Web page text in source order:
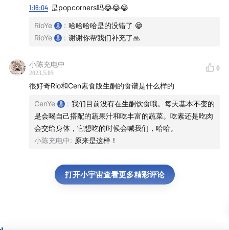
🪐 关于「炑星迹」
用修行的方式生活，以臣服的心态创业。我们相信人性中
的善良天使，相信每个人内心的自性和慈悲。
我们有一档小小的播客「炑星迹」记录和分享我们身心灵
的成长，还有一家小小的香氛手作店在舟山，希望继续以
声音、视频、产品或者空间等不同的载体传递我们的理
🥳 如果你喜欢我们的节目，欢迎和我们做朋友！
1:16:04 是popcorners吗😂😂😂
RioYe : 哈哈哈哈是的没错了 😁
RioYe
: 谢谢你帮我们补充了🙏
小陈充电中
2023.5.05
0
很好奇Rio和Cen素食版生酮的食谱是什么样的
CenYe : 我们目前没有在生酮饮食哦。每天基本不变的
是会喝自己搭配的蔬果汁和吃丰富的蔬菜。吃素还是吃肉
会交给身体，它想吃的时候会喊我们，哈哈。
小陈充电中: 原来是这样！
打开小宇宙查看更多精彩评论